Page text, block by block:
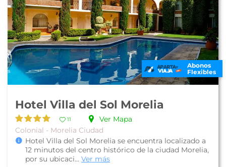
Abonos
Flexibles
Hotel Villa del Sol Morelia
11
Ver Mapa
Colonial - Morelia Ciudad
Hotel Villa del Sol Morelia se encuentra localizado a
12 minutos del centro histórico de la ciudad Morelia,
por su ubicaci... Ver más